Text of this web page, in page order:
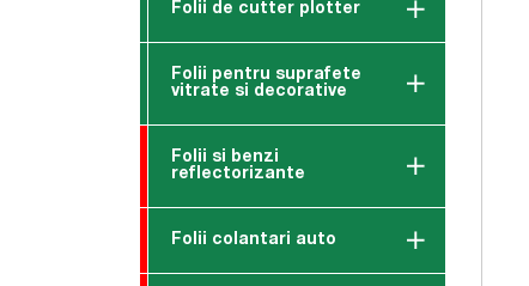
Folii de cutter plotter
Folii pentru suprafete
vitrate si decorative
Folii si benzi
reflectorizante
Folii colantari auto